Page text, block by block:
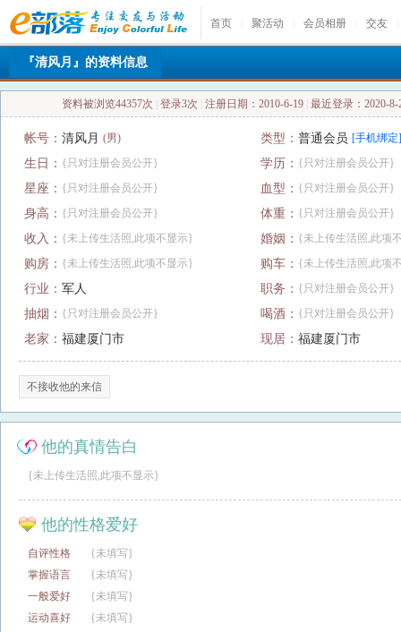
首页 聚活动 会员相册 交友
『清风月』的资料信息
资料被浏览44357次 登录3次 注册日期：2010-6-19 最近登录：2020-8-
帐号： 清风月 (男) 类型： 普通会员 [手机绑定]
生日： {只对注册会员公开} 学历： {只对注册会员公开}
星座： {只对注册会员公开} 血型： {只对注册会员公开}
身高： {只对注册会员公开} 体重： {只对注册会员公开}
收入： {未上传生活照,此项不显示} 婚姻： {未上传生活照,此项
购房： {未上传生活照,此项不显示} 购车： {未上传生活照,此项
行业： 军人 职务： {只对注册会员公开}
抽烟： {只对注册会员公开} 喝酒： {只对注册会员公开}
老家： 福建厦门市 现居： 福建厦门市
不接收他的来信
他的真情告白
{未上传生活照,此项不显示}
他的性格爱好
自评性格
{未填写}
掌握语言
{未填写}
一般爱好
{未填写}
运动喜好
{未填写}